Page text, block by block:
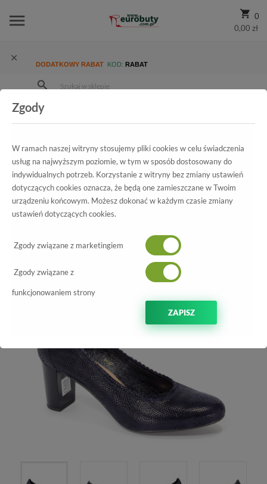
0
0,00 zł
DODATKOWY RABAT KOD: RABAT
Kolekcja damska
Czółenka Czółenka Sala 4057 958
Wszystkie produkty
Czółenka Sala
4057 958
Zgody
W ramach naszej witryny stosujemy pliki cookies w celu świadczenia
usług na najwyższym poziomie, w tym w sposób dostosowany do
indywidualnych potrzeb. Korzystanie z witryny bez zmiany ustawień
dotyczących cookies oznacza, że będą one zamieszczane w Twoim
urządzeniu końcowym. Możesz dokonać w każdym czasie zmiany
ustawień dotyczących cookies.
Zgody związane z marketingiem
Zgody związane z
funkcjonowaniem strony
ZAPISZ